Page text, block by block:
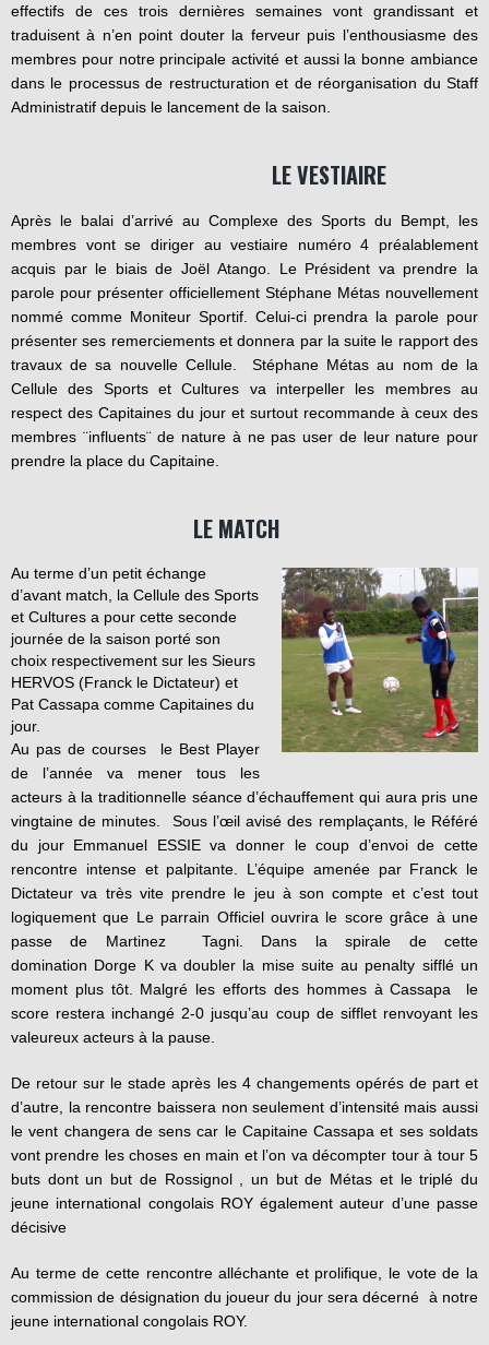
effectifs de ces trois dernières semaines vont grandissant et
traduisent à n’en point douter la ferveur puis l’enthousiasme des
membres pour notre principale activité et aussi la bonne ambiance
dans le processus de restructuration et de réorganisation du Staff
Administratif depuis le lancement de la saison.
LE VESTIAIRE
Après le balai d’arrivé au Complexe des Sports du Bempt, les
membres vont se diriger au vestiaire numéro 4 préalablement
acquis par le biais de Joël Atango. Le Président va prendre la
parole pour présenter officiellement Stéphane Métas nouvellement
nommé comme Moniteur Sportif. Celui-ci prendra la parole pour
présenter ses remerciements et donnera par la suite le rapport des
travaux de sa nouvelle Cellule. Stéphane Métas au nom de la
Cellule des Sports et Cultures va interpeller les membres au
respect des Capitaines du jour et surtout recommande à ceux des
membres ¨influents¨ de nature à ne pas user de leur nature pour
prendre la place du Capitaine.
LE MATCH
Au terme d’un petit échange
d’avant match, la Cellule des Sports
et Cultures a pour cette seconde
journée de la saison porté son
choix respectivement sur les Sieurs
HERVOS (Franck le Dictateur) et
Pat Cassapa comme Capitaines du
jour.
Au pas de courses le Best Player
de l’année va mener tous les
acteurs à la traditionnelle séance d’échauffement qui aura pris une
vingtaine de minutes. Sous l’œil avisé des remplaçants, le Référé
du jour Emmanuel ESSIE va donner le coup d’envoi de cette
rencontre intense et palpitante. L’équipe amenée par Franck le
Dictateur va très vite prendre le jeu à son compte et c’est tout
logiquement que Le parrain Officiel ouvrira le score grâce à une
passe de Martinez Tagni. Dans la spirale de cette
domination Dorge K va doubler la mise suite au penalty sifflé un
moment plus tôt. Malgré les efforts des hommes à Cassapa le
score restera inchangé 2-0 jusqu’au coup de sifflet renvoyant les
valeureux acteurs à la pause.
De retour sur le stade après les 4 changements opérés de part et
d’autre, la rencontre baissera non seulement d’intensité mais aussi
le vent changera de sens car le Capitaine Cassapa et ses soldats
vont prendre les choses en main et l’on va décompter tour à tour 5
buts dont un but de Rossignol , un but de Métas et le triplé du
jeune international congolais ROY également auteur d’une passe
décisive
Au terme de cette rencontre alléchante et prolifique, le vote de la
commission de désignation du joueur du jour sera décerné à notre
jeune international congolais ROY.